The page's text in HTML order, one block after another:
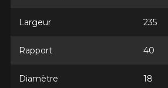
Largeur 235
Rapport 40
Diamètre 18